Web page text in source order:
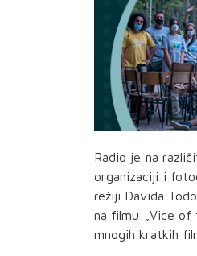
Radio je na
organizaciji i
režiji Davida
na filmu „Vice of
mnogih kratkih